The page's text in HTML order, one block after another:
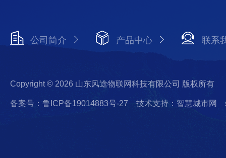
公司简介 产品中心 联系
Copyright © 2026 山东风途物联网科技有限公司 版权所有
备案号：鲁ICP备19014883号-27 技术支持：智慧城市网